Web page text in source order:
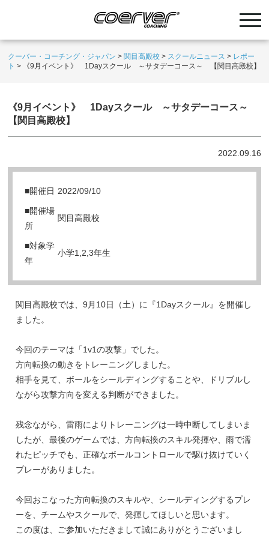
クーバー・コーチング・ジャパン > 関目高殿校 > スクールニュース > レポー
ト > 《9月イベント》 1Dayスクール ～サタデーコース～ 【関目高殿校】
《9月イベント》 1Dayスクール ～サタデーコース～
【関目高殿校】
2022.09.16
■開催日 2022/09/10
■開催場
所
関目高殿校
■対象学
年
小学1,2,3年生
関目高殿校では、9月10日（土）に『1Dayスクール』を開催し
ました。
今回のテーマは「1v1の攻撃」でした。
方向転換の動きをトレーニングしました。
相手を見て、ボールをシールディングすることや、ドリブルし
ながら攻撃方向を変える判断ができました。
残念ながら、雷雨によりトレーニングは一時中断してしまいま
したが、最後のゲームでは、方向転換のスキル発揮や、雨で濡
れたピッチでも、正確なボールコントロールで駆け抜けていく
プレーがありました。
今回おこなった方向転換のスキルや、シールディングするプレ
ーを、チームやスクールで、発揮してほしいと思います。
この度は、ご参加いただきまして誠にありがとうございまし